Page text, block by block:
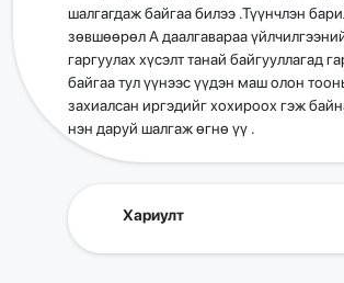
шалгагдаж байгаа билээ .Түүнчлэн
зөвшөөрөл А даалгавараа
гаргуулах хүсэлт танай байгууллагад
байгаа тул үүнээс үүдэн маш олон
захиалсан иргэдийг хохироох гэж
нэн даруй шалгаж өгнө үү .
Хариулт